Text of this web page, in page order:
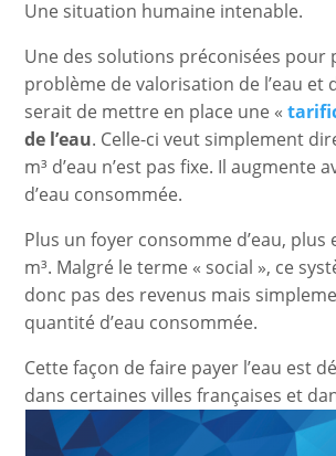
Une situation humaine intenable.
Une des solutions préconisées pour
problème de valorisation de l’eau et
serait de mettre en place une «
de l’eau. Celle-ci veut simplement
m³ d’eau n’est pas fixe. Il augmente
d’eau consommée.
Plus un foyer consomme d’eau, plus
m³. Malgré le terme « social », ce
donc pas des revenus mais
quantité d’eau consommée.
Cette façon de faire payer l’eau est
dans certaines villes françaises et